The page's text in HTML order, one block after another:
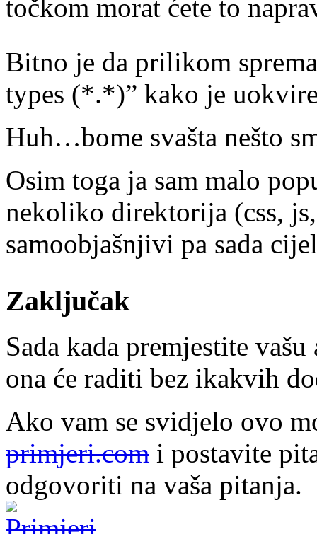
točkom morat ćete to
Bitno je da prilikom
types (*.*)” kako je
Huh…bome svašta nešto
Osim toga ja sam malo
nekoliko direktorija (css,
samoobjašnjivi pa sada
Zaključak
Sada kada premjestite
ona će raditi bez ikakvih
Ako vam se svidjelo ovo
primjeri.com i postavite
odgovoriti na vaša